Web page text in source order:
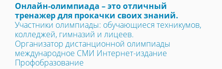
Онлайн-олимпиада – это отличный
тренажер для прокачки своих знаний.
Участники олимпиады: обучающиеся техникумов,
колледжей, гимназий и лицеев.
Организатор дистанционной олимпиады
международное СМИ Интернет-издание
Профобразование